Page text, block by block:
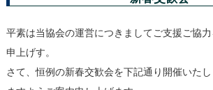
平素は当協会の運営につきましてご支援ご協
申上げす。
さて、恒例の新春交歓会を下記通り開催いた